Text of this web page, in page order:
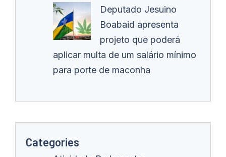
Deputado Jesuino
Boabaid apresenta
projeto que poderá
aplicar multa de um salário mínimo
para porte de maconha
Categories